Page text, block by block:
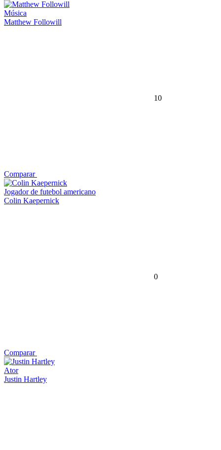
Música
Matthew Followill
10
Comparar
Jogador de futebol americano
Colin Kaepernick
0
Comparar
Ator
Justin Hartley